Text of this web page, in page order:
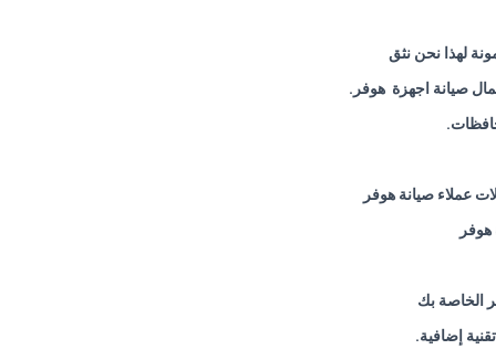
لهذا نحن نثق
صيانة اجهزة هوفر .
.
عملاء صيانة هوفر
الخاصة بك
إضافية.